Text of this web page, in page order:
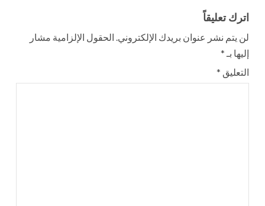
اترك تعليقاً
لن يتم نشر عنوان بريدك الإلكتروني. الحقول الإلزامية مشار
إليها بـ *
التعليق *